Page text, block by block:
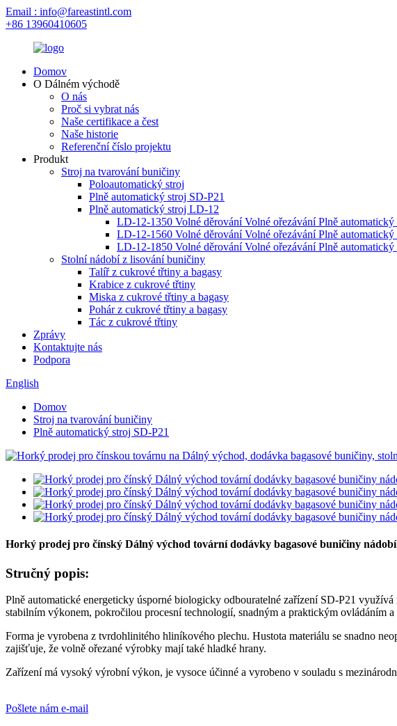
Email : info@fareastintl.com
+86 13960410605
Domov
O Dálném východě
O nás
Proč si vybrat nás
Naše certifikace a čest
Naše historie
Referenční číslo projektu
Produkt
Stroj na tvarování buničiny
Poloautomatický stroj
Plně automatický stroj SD-P21
Plně automatický stroj LD-12
LD-12-1350 Volné děrování Volné ořezávání Plně automatický
LD-12-1560 Volné děrování Volné ořezávání Plně automatický
LD-12-1850 Volné děrování Volné ořezávání Plně automatický
Stolní nádobí z lisování buničiny
Talíř z cukrové třtiny a bagasy
Krabice z cukrové třtiny
Miska z cukrové třtiny a bagasy
Pohár z cukrové třtiny a bagasy
Tác z cukrové třtiny
Zprávy
Kontaktujte nás
Podpora
English
Domov
Stroj na tvarování buničiny
Plně automatický stroj SD-P21
Horký prodej pro čínský Dálný východ tovární dodávky bagasové buničiny
Stručný popis:
Plně automatické energeticky úsporné biologicky odbouratelné zařízení SD-P21
stabilním výkonem, pokročilou procesní technologií, snadným a praktickým ovládáním
Forma je vyrobena z tvrdohlinitého hliníkového plechu. Hustota materiálu se snadno
zajišťuje, že volně ořezané výrobky mají také hladké hrany.
Zařízení má vysoký výrobní výkon, je vysoce účinné a vyrobeno v souladu s
Pošlete nám e-mail